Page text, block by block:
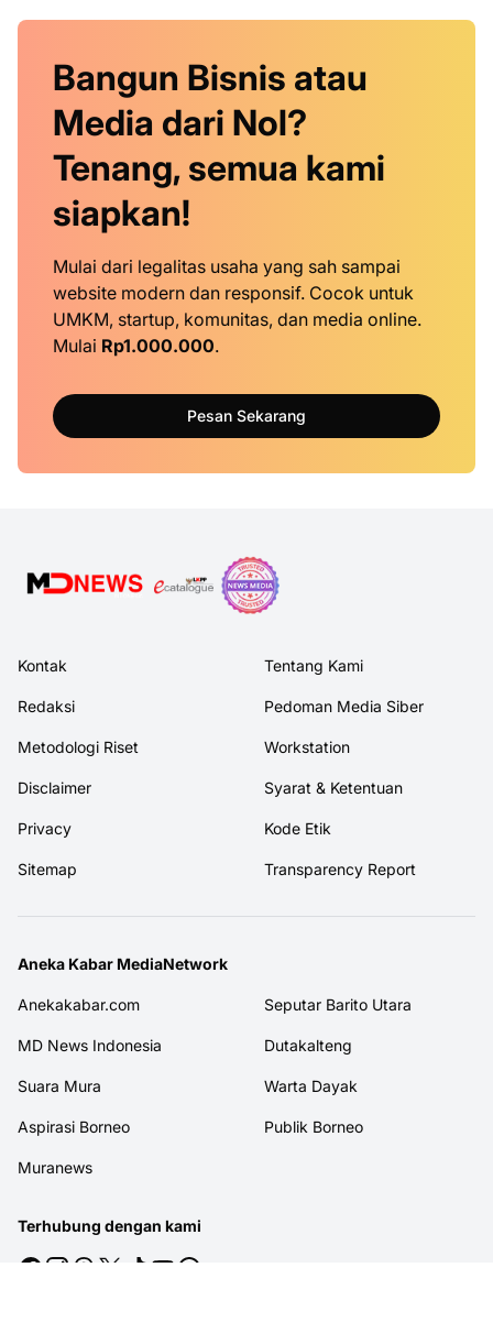
Bangun Bisnis atau
Media dari Nol?
Tenang, semua kami
siapkan!
Mulai dari legalitas usaha yang sah sampai
website modern dan responsif. Cocok untuk
UMKM, startup, komunitas, dan media online.
Mulai Rp1.000.000.
Pesan Sekarang
Kontak Tentang Kami
Redaksi Pedoman Media Siber
Metodologi Riset Workstation
Disclaimer Syarat & Ketentuan
Privacy Kode Etik
Sitemap Transparency Report
Aneka Kabar MediaNetwork
Anekakabar.com Seputar Barito Utara
MD News Indonesia Dutakalteng
Suara Mura Warta Dayak
Aspirasi Borneo Publik Borneo
Muranews
Terhubung dengan kami